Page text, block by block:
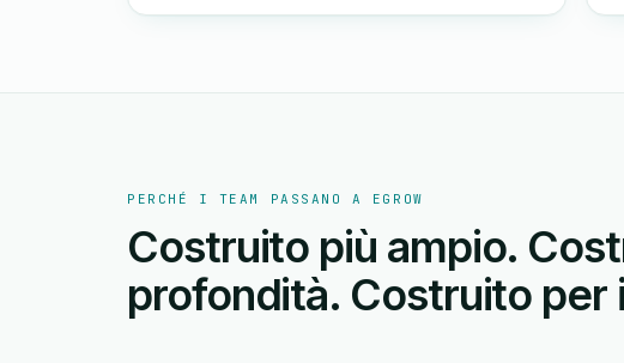
PERCHÉ I TEAM PASSANO A EGROW
Costruito più ampio.
profondità. Costruito per